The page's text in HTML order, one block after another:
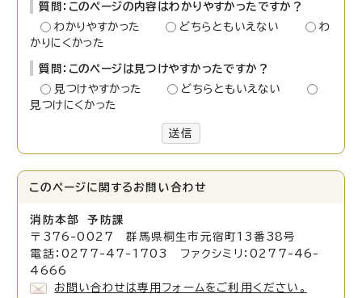
質問：このページの内容はわかりやすかったですか？
わかりやすかった
どちらともいえない
わ
かりにくかった
質問：このページは見つけやすかったですか？
見つけやすかった
どちらともいえない
見つけにくかった
送信
このページに関する お問い合わせ
消防本部 予防課
〒376-0027 群馬県桐生市元宿町13番38号
電話：0277-47-1703 ファクシミリ：0277-46-
4666
お問い合わせは専用フォームをご利用ください。